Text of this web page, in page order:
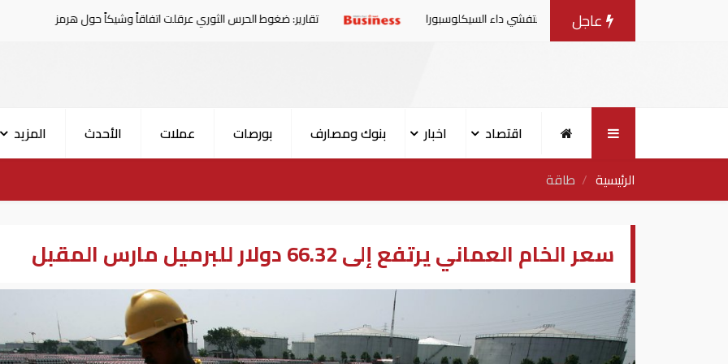
عاجل
منتجات الخس المرتبطة بتفشي داء السيكلوسبورا تقارير: ضغوط الحرس الثوري عرقلت اتفاقاً وشيكاً حول هرمز
اقتصاد اخبار بنوك ومصارف بورصات عملات الأحدث المزيد
الرئيسية
طاقة
سعر الخام العماني يرتفع إلى 66.32 دولار للبرميل مارس المقبل